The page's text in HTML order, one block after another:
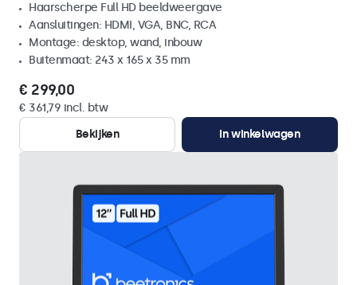
Haarscherpe Full HD beeldweergave
Aansluitingen: HDMI, VGA, BNC, RCA
Montage: desktop, wand, inbouw
Buitenmaat: 243 x 165 x 35 mm
€ 299,00
€ 361,79 incl. btw
Bekijken
In winkelwagen